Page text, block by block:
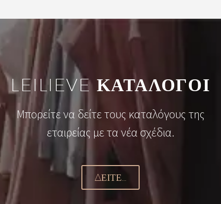
LEILIEVEΚΑΤΑΛΟΓΟΙ
Μπορείτε να δείτε τους καταλόγους της
εταιρείας με τα νέα σχέδια.
ΔΕΊΤΕ...